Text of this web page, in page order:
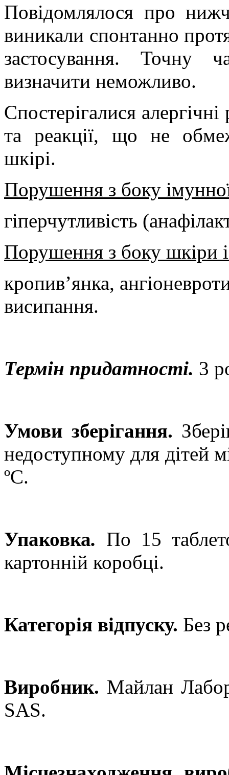
Повідомлялося про
виникали спонтанно
застосування. Точну
визначити неможливо.
Спостерігалися
тареакції, що не
шкірі.
Порушення з боку
гіперчутливість
Порушення з боку шкіри
кропив’янка,
висипання.
Термін придатності. 3
Умови зберігання.
недоступному для дітей
ºС.
Упаковка. По 15
картонній коробці.
Категорія відпуску. Без
Виробник. Майлан
SAS.